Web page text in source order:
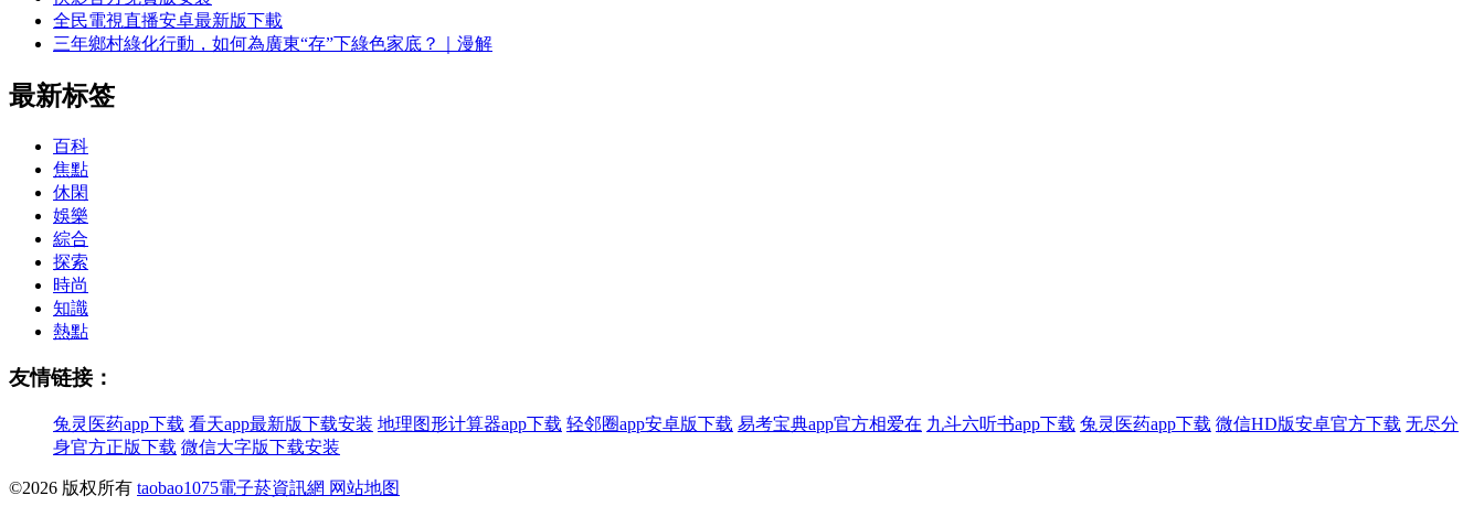
全民電視直播安卓最新版下載
三年鄉村綠化行動，如何為廣東“存”下綠色家底？｜漫解
最新标签
百科
焦點
休閑
娛樂
綜合
探索
時尚
知識
熱點
友情链接：
兔灵医药app下载 看天app最新版下载安装 地理图形计算器app下载 轻邻圈app安卓版下载 易考宝典app官方相爱在 九斗六听书app下载 兔灵医药app下载 微信HD版安卓官方下载 无尽分
身官方正版下载 微信大字版下载安装
©2026 版权所有 taobao1075電子菸資訊網 网站地图